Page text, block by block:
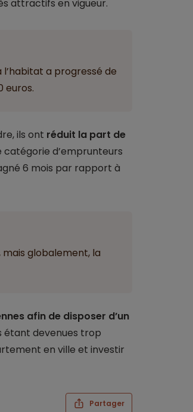
attractifs en vigueur.
a progressé de
euros.
ils ont réduit la part de
catégorie d’emprunteurs
6 mois par rapport à
mais globalement, la
afin de disposer d’un
étant devenues trop
en ville et investir
Partager